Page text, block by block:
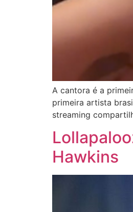
A cantora é a
primeira artista
streaming
Hawkins